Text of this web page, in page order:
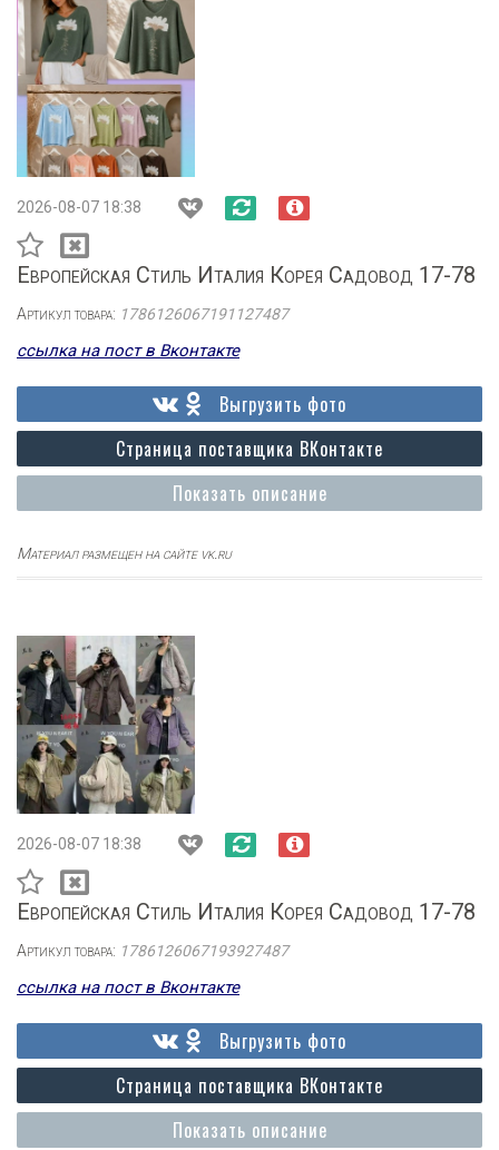
2026-08-07 18:38
Европейская Стиль Италия Корея Садовод 17-78
Артикул товара: 1786126067191127487
ссылка на пост в Вконтакте
Показать описание
Страница поставщика ВКонтакте
Выгрузить фото
Материал размещен на сайте vk.ru
2026-08-07 18:38
Европейская Стиль Италия Корея Садовод 17-78
Артикул товара: 1786126067193927487
ссылка на пост в Вконтакте
Показать описание
Страница поставщика ВКонтакте
Выгрузить фото